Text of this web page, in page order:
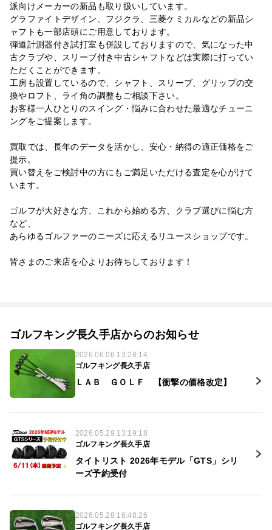
派向けメーカーの新品も取り扱いしています。
グラファイトデザイン、フジクラ、三菱ケミカルなどの新品シ
ャフトも一部店頭にご用意しております。
弾道計測器付き試打室も併設しておりますので、気になった中
古クラブや、スリーブ付き中古シャフトなどは実際に打ってい
ただくことができます。
工房も設置しているので、シャフト、スリーブ、グリップの交
換やロフト、ライ角の調整もご相談下さい。
お客様一人ひとりのスイング・悩みに合わせた最適なチューニ
ングをご提案します。
買取では、長年のデータを活かし、安心・納得の適正価格をご
提示。
買い替えをご検討中の方にもご満足いただける査定を心がけて
います。
ゴルフが大好きな方、これから始める方、クラブ選びに悩む方
など、
あらゆるゴルファーのニーズに応えるリユースショップです。
皆さまのご来店を心よりお待ちしております！
ゴルフキング長久手店からのお知らせ
2026.06.06 13:28:14
ゴルフキング長久手店
ＬＡＢ ＧＯＬＦ 【衝撃の価格改定】
2026.05.29 13:19:18
ゴルフキング長久手店
タイトリスト 2026年モデル「GTS」シリ
ーズ予約受付
2026.05.28 16:48:26
ゴルフキング長久手店